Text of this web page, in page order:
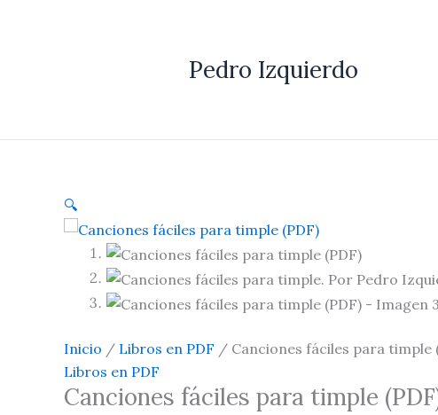
Pedro Izquierdo
🔍
Inicio / Libros en PDF / Canciones fáciles para timple
Libros en PDF
Canciones fáciles para timple